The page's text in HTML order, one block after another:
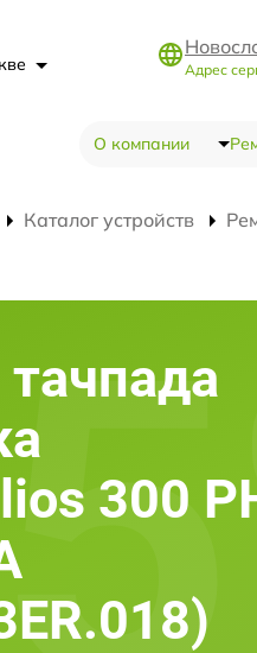
Адрес
О компании
Каталог устройств
300